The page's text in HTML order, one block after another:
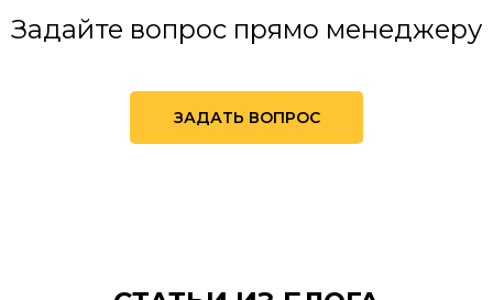
Задайте вопрос прямо менеджеру
ЗАДАТЬ ВОПРОС